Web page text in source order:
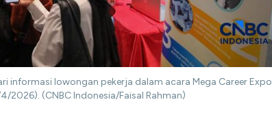
informasi lowongan pekerja dalam acara Mega Career Expo
2026). (CNBC Indonesia/Faisal Rahman)